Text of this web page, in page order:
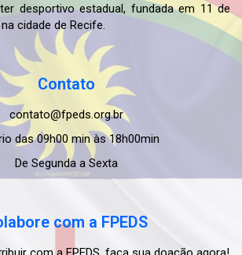
desportivo estadual, fundada em 11 de
cidade de Recife.
Contato
contato@fpeds.org.br
das 09h00 min às 18h00min
De Segunda a Sexta
com a FPEDS